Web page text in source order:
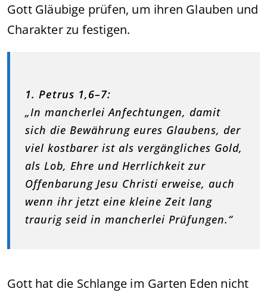
Gott Gläubige prüfen, um ihren Glauben und
Charakter zu festigen.
1. Petrus 1,6–7:
„In mancherlei Anfechtungen, damit
sich die Bewährung eures Glaubens, der
viel kostbarer ist als vergängliches Gold,
als Lob, Ehre und Herrlichkeit zur
Offenbarung Jesu Christi erweise, auch
wenn ihr jetzt eine kleine Zeit lang
traurig seid in mancherlei Prüfungen.“
Gott hat die Schlange im Garten Eden nicht